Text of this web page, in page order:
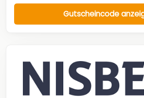
Gutscheincode